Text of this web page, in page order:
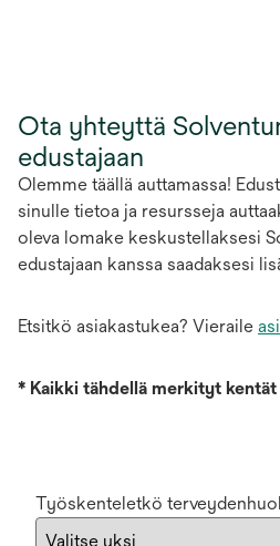
Ota yhteyttä
edustajaan
Olemme täällä auttamassa!
sinulle tietoa ja resursseja
oleva lomake keskustellaksesi
edustajaan kanssa saadaksesi
Etsitkö asiakastukea? Vieraile
* Kaikki tähdellä merkityt
Työskenteletkö